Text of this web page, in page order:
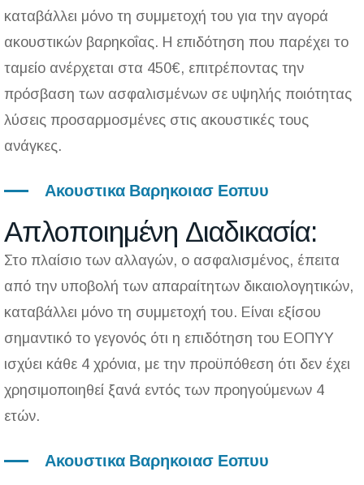
καταβάλλει μόνο τη συμμετοχή του για την αγορά
ακουστικών βαρηκοΐας. Η επιδότηση που παρέχει το
ταμείο ανέρχεται στα 450€, επιτρέποντας την
πρόσβαση των ασφαλισμένων σε υψηλής ποιότητας
λύσεις προσαρμοσμένες στις ακουστικές τους
ανάγκες.
Ακουστικα Βαρηκοιασ Εοπυυ
Απλοποιημένη Διαδικασία:
Στο πλαίσιο των αλλαγών, ο ασφαλισμένος, έπειτα
από την υποβολή των απαραίτητων δικαιολογητικών,
καταβάλλει μόνο τη συμμετοχή του. Είναι εξίσου
σημαντικό το γεγονός ότι η επιδότηση του ΕΟΠΥΥ
ισχύει κάθε 4 χρόνια, με την προϋπόθεση ότι δεν έχει
χρησιμοποιηθεί ξανά εντός των προηγούμενων 4
ετών.
Ακουστικα Βαρηκοιασ Εοπυυ